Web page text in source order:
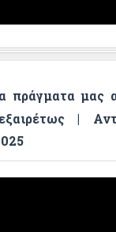
πράγματα μας
|